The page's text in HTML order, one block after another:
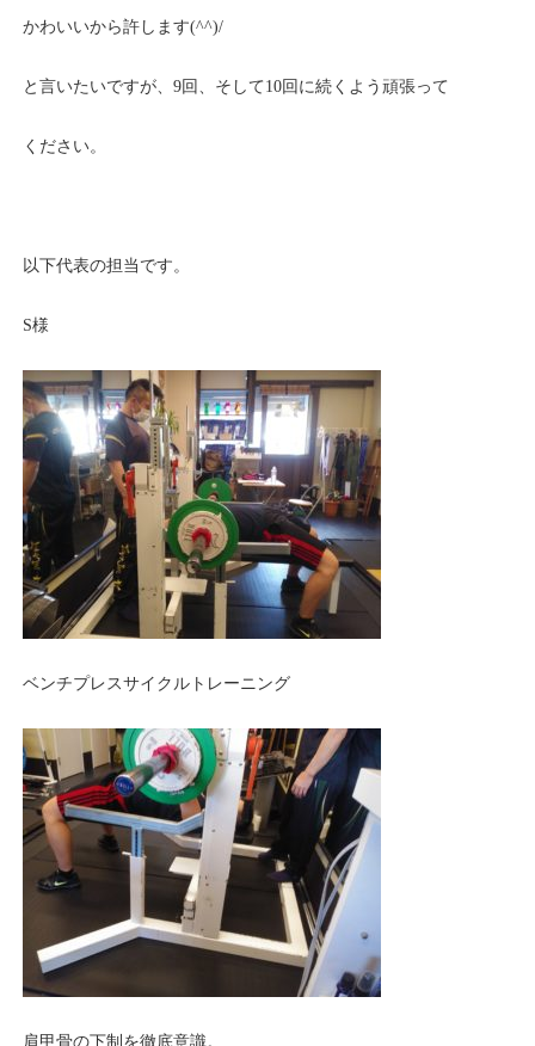
かわいいから許します(^^)/
と言いたいですが、9回、そして10回に続くよう頑張って
ください。
以下代表の担当です。
S様
ベンチプレスサイクルトレーニング
肩甲骨の下制を徹底意識。